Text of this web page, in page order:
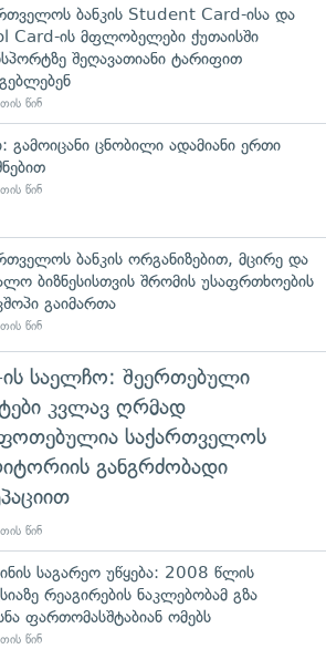
ბანკის Student Card-ისა და
Card-ის მფლობელები ქუთაისში
შეღავათიანი ტარიფით
წინ
გამოიცანი ცნობილი ადამიანი ერთი
წინ
ბანკის ორგანიზებით, მცირე და
ბიზნესისთვის შრომის უსაფრთხოების
გაიმართა
წინ
ის საელჩო: შეერთებული
კვლავ ღრმად
საქართველოს
განგრძობადი
წინ
საგარეო უწყება: 2008 წლის
რეაგირების ნაკლებობამ გზა
ფართომასშტაბიან ომებს
წინ